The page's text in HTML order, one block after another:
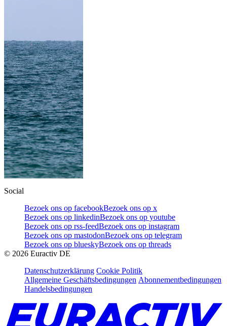
Social
Bezoek ons op facebookBezoek ons op x
Bezoek ons op linkedinBezoek ons op youtube
Bezoek ons op rss-feedBezoek ons op instagram
Bezoek ons op mastodonBezoek ons op telegram
Bezoek ons op blueskyBezoek ons op threads
© 2026 Euractiv DE
Datenschutzerklärung Cookie Politik
Allgemeine Geschäftsbedingungen Abonnementbedingungen
Handelsbedingungen